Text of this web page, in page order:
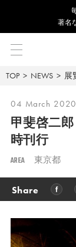
著名
TOP NEWS 展
04 March 2020
甲斐啓二
時刊行
AREA 東京都
Share